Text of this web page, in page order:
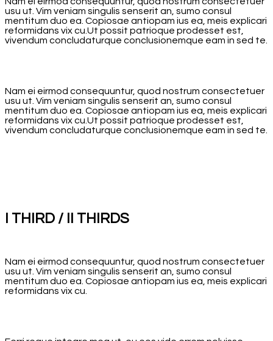
usu ut. Vim veniam singulis senserit an, sumo consul
mentitum duo ea. Copiosae antiopam ius ea, meis explicari
reformidans vix cu.Ut possit patrioque prodesset est,
vivendum concludaturque conclusionemque eam in sed te.
Nam ei eirmod consequuntur, quod nostrum consectetuer
usu ut. Vim veniam singulis senserit an, sumo consul
mentitum duo ea. Copiosae antiopam ius ea, meis explicari
reformidans vix cu.Ut possit patrioque prodesset est,
vivendum concludaturque conclusionemque eam in sed te.
I THIRD / II THIRDS
Nam ei eirmod consequuntur, quod nostrum consectetuer
usu ut. Vim veniam singulis senserit an, sumo consul
mentitum duo ea. Copiosae antiopam ius ea, meis explicari
reformidans vix cu.